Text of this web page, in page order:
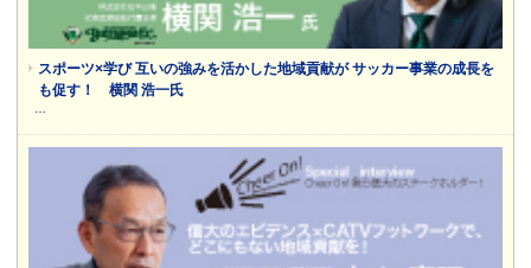
スポーツ×学び 互いの強みを活かした地域貢献が サッカー事業の成長を
も促す！ 横関 浩一氏
…